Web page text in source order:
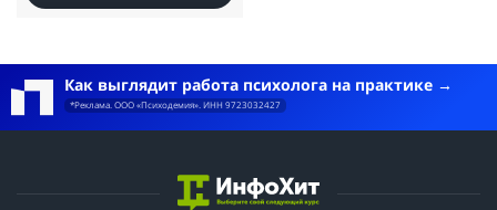
Как выглядит работа психолога на практике
*Реклама. ООО «Психодемия». ИНН 9723032427